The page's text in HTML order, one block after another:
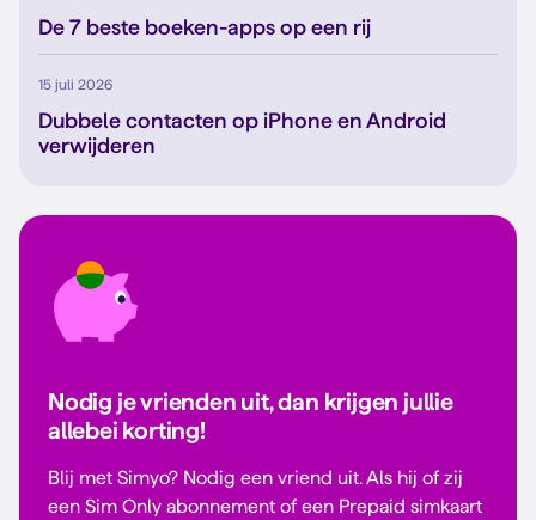
De 7 beste boeken-apps op een rij
15 juli 2026
Dubbele contacten op iPhone en Android
verwijderen
Nodig je vrienden uit, dan krijgen jullie
allebei korting!
Blij met Simyo? Nodig een vriend uit. Als hij of zij
een Sim Only abonnement of een Prepaid simkaart